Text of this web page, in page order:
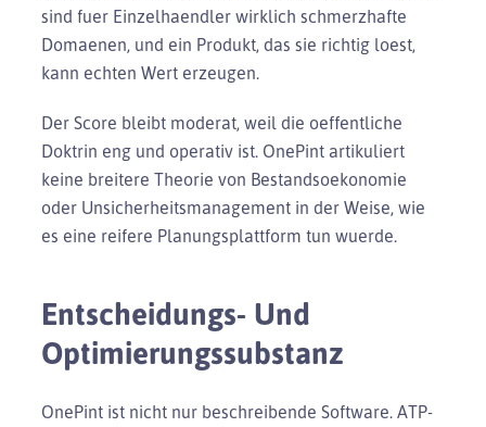
sind fuer Einzelhaendler wirklich schmerzhafte
Domaenen, und ein Produkt, das sie richtig loest,
kann echten Wert erzeugen.
Der Score bleibt moderat, weil die oeffentliche
Doktrin eng und operativ ist. OnePint artikuliert
keine breitere Theorie von Bestandsoekonomie
oder Unsicherheitsmanagement in der Weise, wie
es eine reifere Planungsplattform tun wuerde.
Entscheidungs- Und
Optimierungssubstanz
OnePint ist nicht nur beschreibende Software. ATP-